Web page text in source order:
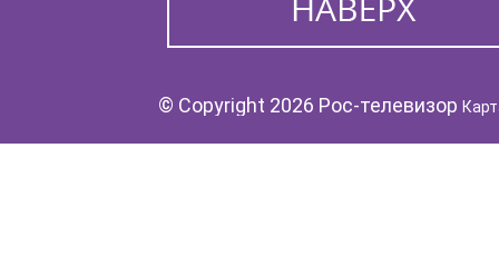
© Copyright 2026 Рос-телевизор